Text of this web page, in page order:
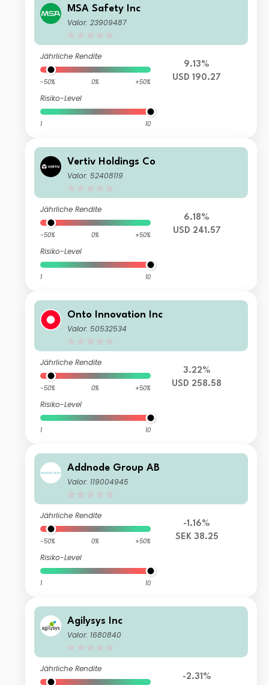
MSA Safety Inc
Valor: 23909487
Jährliche Rendite
-50% 0% +50%
Risiko-Level
1 10
9.13%
USD 190.27
Vertiv Holdings Co
Valor: 52408119
Jährliche Rendite
-50% 0% +50%
Risiko-Level
1 10
6.18%
USD 241.57
Onto Innovation Inc
Valor: 50532534
Jährliche Rendite
-50% 0% +50%
Risiko-Level
1 10
3.22%
USD 258.58
Addnode Group AB
Valor: 119004945
Jährliche Rendite
-50% 0% +50%
Risiko-Level
1 10
-1.16%
SEK 38.25
Agilysys Inc
Valor: 1680840
Jährliche Rendite
-2.31%